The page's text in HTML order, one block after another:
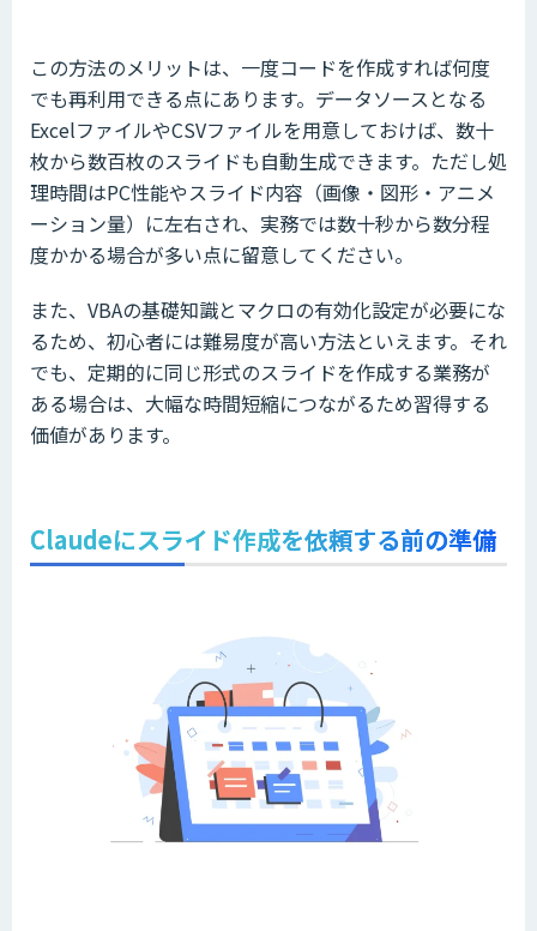
この方法のメリットは、一度コードを作成すれば何度
でも再利用できる点にあります。データソースとなる
ExcelファイルやCSVファイルを用意しておけば、数十
枚から数百枚のスライドも自動生成できます。ただし処
理時間はPC性能やスライド内容（画像・図形・アニメ
ーション量）に左右され、実務では数十秒から数分程
度かかる場合が多い点に留意してください。
また、VBAの基礎知識とマクロの有効化設定が必要にな
るため、初心者には難易度が高い方法といえます。それ
でも、定期的に同じ形式のスライドを作成する業務が
ある場合は、大幅な時間短縮につながるため習得する
価値があります。
Claudeにスライド作成を依頼する前の準備